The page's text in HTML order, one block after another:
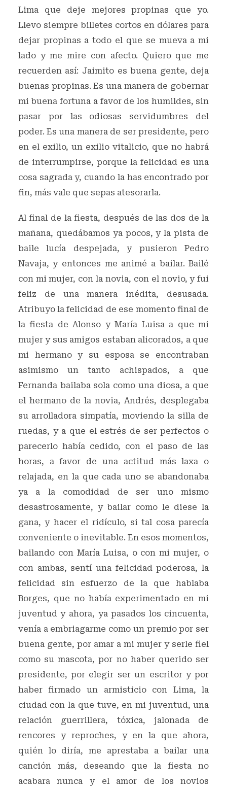
Lima que deje mejores propinas que yo.
Llevo siempre billetes cortos en dólares para
dejar propinas a todo el que se mueva a mi
lado y me mire con afecto. Quiero que me
recuerden así: Jaimito es buena gente, deja
buenas propinas. Es una manera de gobernar
mi buena fortuna a favor de los humildes, sin
pasar por las odiosas servidumbres del
poder. Es una manera de ser presidente, pero
en el exilio, un exilio vitalicio, que no habrá
de interrumpirse, porque la felicidad es una
cosa sagrada y, cuando la has encontrado por
fin, más vale que sepas atesorarla.
Al final de la fiesta, después de las dos de la
mañana, quedábamos ya pocos, y la pista de
baile lucía despejada, y pusieron Pedro
Navaja, y entonces me animé a bailar. Bailé
con mi mujer, con la novia, con el novio, y fui
feliz de una manera inédita, desusada.
Atribuyo la felicidad de ese momento final de
la fiesta de Alonso y María Luisa a que mi
mujer y sus amigos estaban alicorados, a que
mi hermano y su esposa se encontraban
asimismo un tanto achispados, a que
Fernanda bailaba sola como una diosa, a que
el hermano de la novia, Andrés, desplegaba
su arrolladora simpatía, moviendo la silla de
ruedas, y a que el estrés de ser perfectos o
parecerlo había cedido, con el paso de las
horas, a favor de una actitud más laxa o
relajada, en la que cada uno se abandonaba
ya a la comodidad de ser uno mismo
desastrosamente, y bailar como le diese la
gana, y hacer el ridículo, si tal cosa parecía
conveniente o inevitable. En esos momentos,
bailando con María Luisa, o con mi mujer, o
con ambas, sentí una felicidad poderosa, la
felicidad sin esfuerzo de la que hablaba
Borges, que no había experimentado en mi
juventud y ahora, ya pasados los cincuenta,
venía a embriagarme como un premio por ser
buena gente, por amar a mi mujer y serle fiel
como su mascota, por no haber querido ser
presidente, por elegir ser un escritor y por
haber firmado un armisticio con Lima, la
ciudad con la que tuve, en mi juventud, una
relación guerrillera, tóxica, jalonada de
rencores y reproches, y en la que ahora,
quién lo diría, me aprestaba a bailar una
canción más, deseando que la fiesta no
acabara nunca y el amor de los novios